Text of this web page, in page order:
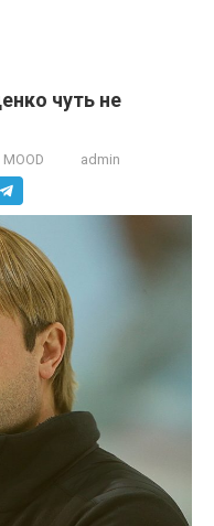
чуть не
MOOD admin